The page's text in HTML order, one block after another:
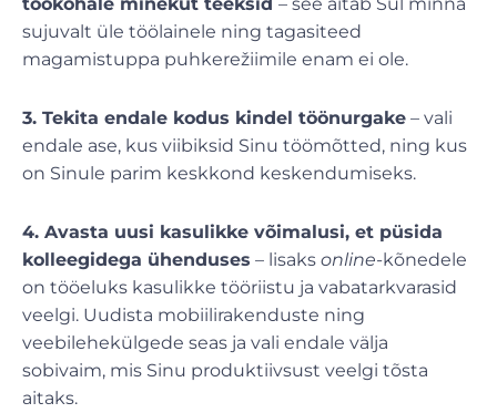
sujuvalt üle töölainele ning tagasiteed
magamistuppa puhkerežiimile enam ei ole.
3. Tekita endale kodus kindel töönurgake – vali
endale ase, kus viibiksid Sinu töömõtted, ning kus
on Sinule parim keskkond keskendumiseks.
4. Avasta uusi kasulikke võimalusi, et püsida
kolleegidega ühenduses – lisaks online-kõnedele
on tööeluks kasulikke tööriistu ja vabatarkvarasid
veelgi. Uudista mobiilirakenduste ning
veebilehekülgede seas ja vali endale välja
sobivaim, mis Sinu produktiivsust veelgi tõsta
aitaks.